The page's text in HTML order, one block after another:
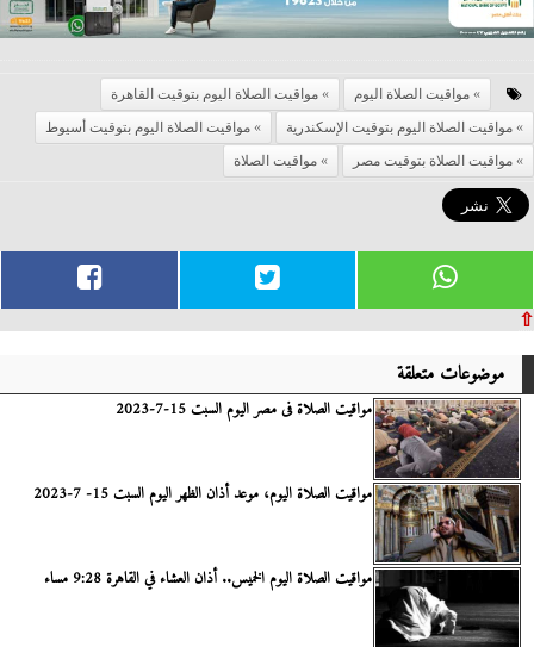
مواقيت الصلاة اليوم
مواقيت الصلاة اليوم بتوقيت القاهرة
مواقيت الصلاة اليوم بتوقيت الإسكندرية
مواقيت الصلاة اليوم بتوقيت أسيوط
مواقيت الصلاة بتوقيت مصر
مواقيت الصلاة
⇧
موضوعات متعلقة
مواقيت الصلاة فى مصر اليوم السبت 15-7-2023
مواقيت الصلاة اليوم، موعد أذان الظهر اليوم السبت 15- 7-2023
مواقيت الصلاة اليوم الخميس.. أذان العشاء في القاهرة 9:28 مساء